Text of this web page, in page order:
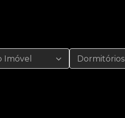
Imóvel Dormitórios